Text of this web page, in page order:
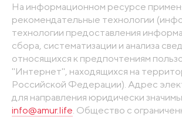
На информационном ресурсе
рекомендательные технологии
технологии предоставления
сбора, систематизации и анализа
относящихся к предпочтениям
"Интернет", находящихся на
Российской Федерации). Адрес
для направления юридически
info@amur.life. Общество с